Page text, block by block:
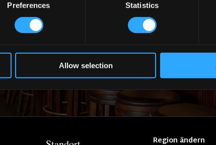
Preferences Statistics
Allow selection
Kontaktieren Sie uns
Region ändern